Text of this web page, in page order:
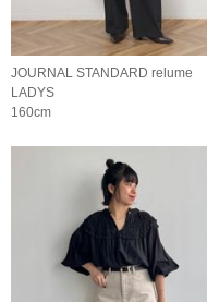
JOURNAL STANDARD relume
LADYS
160cm